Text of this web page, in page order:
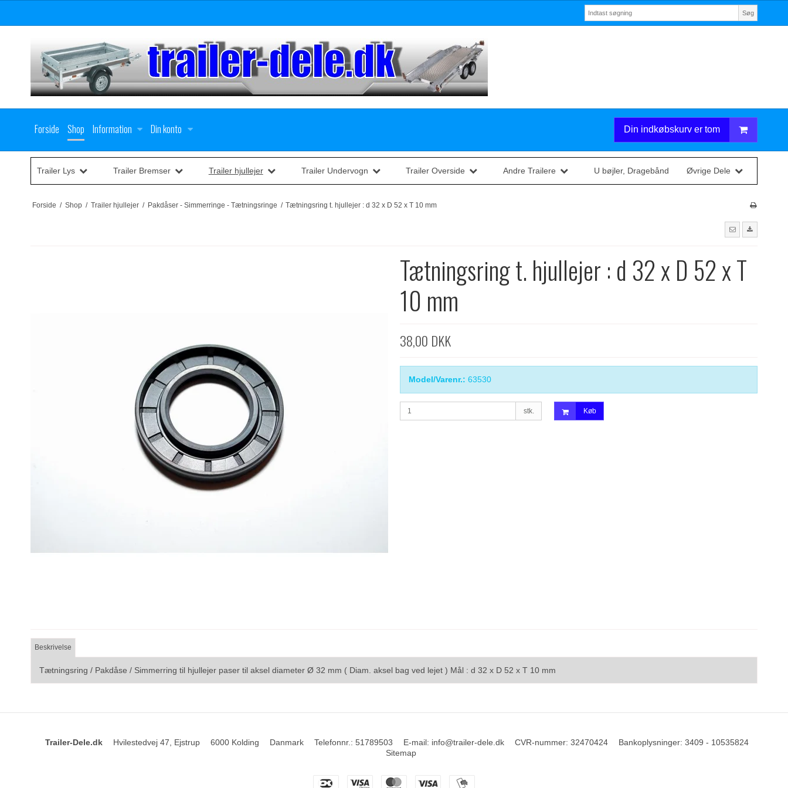
Søg
Forside Shop Information Din konto Din indkøbskurv er tom
Trailer Lys Trailer Bremser Trailer hjullejer Trailer Undervogn Trailer Overside Andre Trailere U bøjler, Dragebånd Øvrige Dele
Forside / Shop / Trailer hjullejer / Pakdåser - Simmerringe - Tætningsringe / Tætningsring t. hjullejer : d 32 x D 52 x T 10 mm
Tætningsring t. hjullejer : d 32 x D 52 x T
10 mm
38,00 DKK
Model/Varenr.: 63530
stk. Køb
Beskrivelse
Tætningsring / Pakdåse / Simmerring til hjullejer paser til aksel diameter Ø 32 mm ( Diam. aksel bag ved lejet ) Mål : d 32 x D 52 x T 10 mm
Trailer-Dele.dk Hvilestedvej 47, Ejstrup 6000 Kolding Danmark Telefonnr.: 51789503 E-mail: info@trailer-dele.dk CVR-nummer: 32470424 Bankoplysninger: 3409 - 10535824
Sitemap